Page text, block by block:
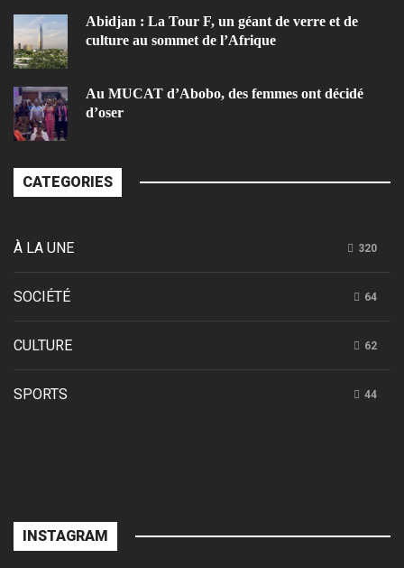
Abidjan : La Tour F, un géant de verre et de
culture au sommet de l’Afrique
Au MUCAT d’Abobo, des femmes ont décidé
d’oser
CATEGORIES
À LA UNE 320
SOCIÉTÉ 64
CULTURE 62
SPORTS 44
INSTAGRAM